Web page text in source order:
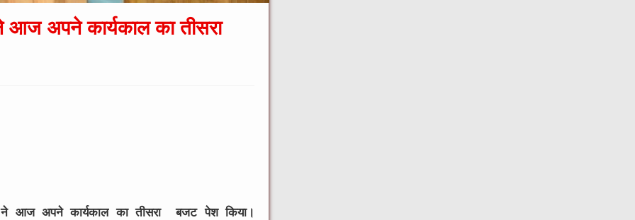
आज अपने कार्यकाल का तीसरा
ने आज अपने कार्यकाल का तीसरा बजट पेश किया।